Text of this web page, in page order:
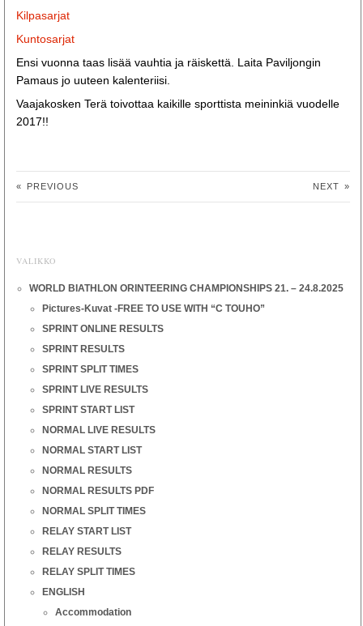
Kilpasarjat
Kuntosarjat
Ensi vuonna taas lisää vauhtia ja räiskettä. Laita Paviljongin
Pamaus jo uuteen kalenteriisi.
Vaajakosken Terä toivottaa kaikille sporttista meininkiä vuodelle
2017!!
« PREVIOUS NEXT »
VALIKKO
WORLD BIATHLON ORINTEERING CHAMPIONSHIPS 21. – 24.8.2025
Pictures-Kuvat -FREE TO USE WITH “C TOUHO”
SPRINT ONLINE RESULTS
SPRINT RESULTS
SPRINT SPLIT TIMES
SPRINT LIVE RESULTS
SPRINT START LIST
NORMAL LIVE RESULTS
NORMAL START LIST
NORMAL RESULTS
NORMAL RESULTS PDF
NORMAL SPLIT TIMES
RELAY START LIST
RELAY RESULTS
RELAY SPLIT TIMES
ENGLISH
Accommodation